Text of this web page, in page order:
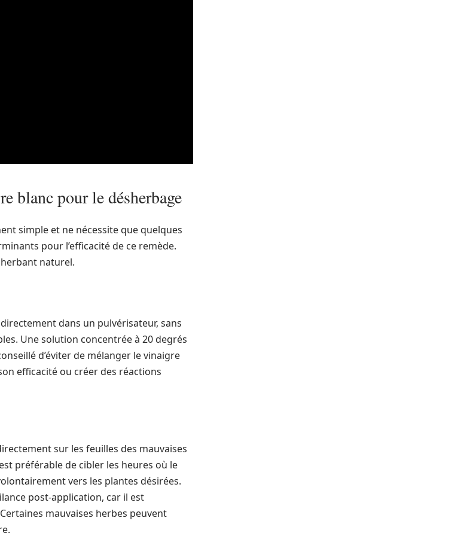
blanc pour le désherbage
simple et ne nécessite que quelques
pour l’efficacité de ce remède.
naturel.
dans un pulvérisateur, sans
Une solution concentrée à 20 degrés
d’éviter de mélanger le vinaigre
efficacité ou créer des réactions
sur les feuilles des mauvaises
préférable de cibler les heures où le
vers les plantes désirées.
post-application, car il est
mauvaises herbes peuvent